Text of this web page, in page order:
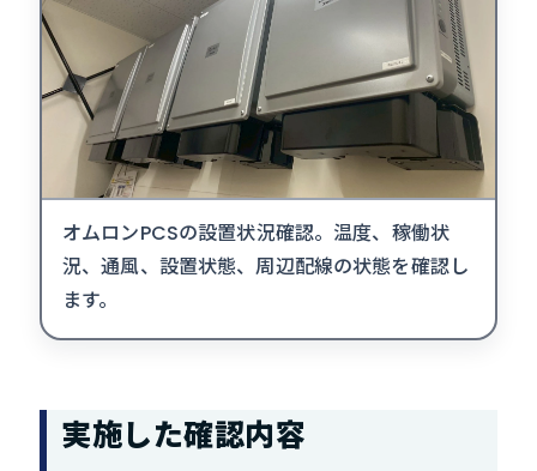
オムロンPCSの設置状況確認。温度、稼働状
況、通風、設置状態、周辺配線の状態を確認し
ます。
実施した確認内容